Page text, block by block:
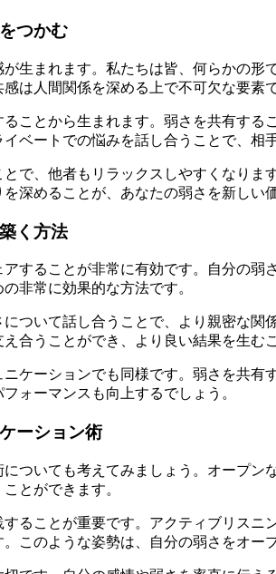
つかむ
生まれます。私たちは皆、何らかの
は人間関係を深める上で不可欠な要素
ことから生まれます。弱さを共有す
ベートでの悩みを話し合うことで、相
で、他者もリラックスしやすくなり
深めることが、あなたの弱さを新しい
く方法
することが非常に有効です。自分の
非常に効果的な方法です。
ついて話し合うことで、より親密な
合うことができ、より良い結果を生む
ケーションでも同様です。弱さを共
ォーマンスも向上するでしょう。
ーション術
ついても考えてみましょう。オープ
とができます。
ることが重要です。アクティブリス
このような姿勢は、自分の弱さをオー